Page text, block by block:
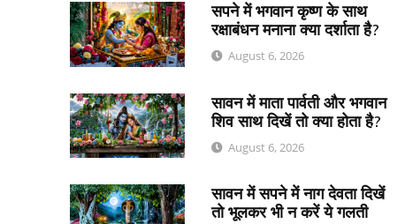
सपने में भगवान कृष्ण के साथ
रक्षाबंधन मनाना क्या दर्शाता है?
August 6, 2026
सावन में माता पार्वती और भगवान
शिव साथ दिखें तो क्या होता है?
August 6, 2026
सावन में सपने में नाग देवता दिखें
तो भूलकर भी न करें ये गलती